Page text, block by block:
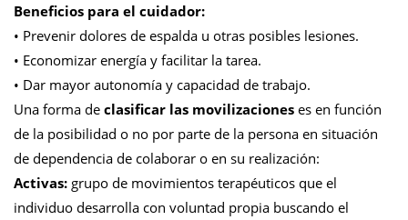
Beneficios para el cuidador:
• Prevenir dolores de espalda u otras posibles lesiones.
• Economizar energía y facilitar la tarea.
• Dar mayor autonomía y capacidad de trabajo.
Una forma de clasificar las movilizaciones es en función
de la posibilidad o no por parte de la persona en situación
de dependencia de colaborar o en su realización:
Activas: grupo de movimientos terapéuticos que el
individuo desarrolla con voluntad propia buscando el